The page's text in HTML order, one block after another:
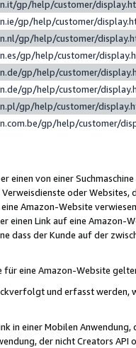
gp/help/customer/
gp/help/customer/
gp/help/customer/
gp/help/customer/
gp/help/customer/
gp/help/customer/
gp/help/customer/
gp/help/customer/
einen von einer
oder Websites,
Amazon-Website
einen Link auf eine
dass der Kunde auf der
eine Amazon-Website
und erfasst werden,
in einer Mobilen
der nicht Creators